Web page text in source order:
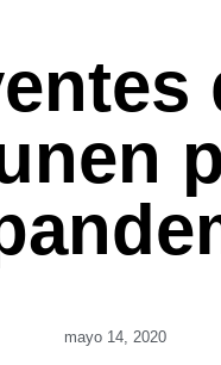
mayo 14, 2020